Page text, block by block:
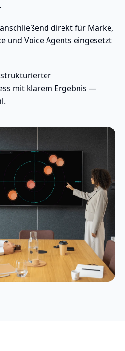
direkt für Marke,
und Voice Agents eingesetzt
strukturierter
mit klarem Ergebnis —